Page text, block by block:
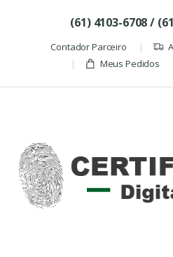
(61) 4103-6708 /
Contador Parceiro
Meus Pedidos